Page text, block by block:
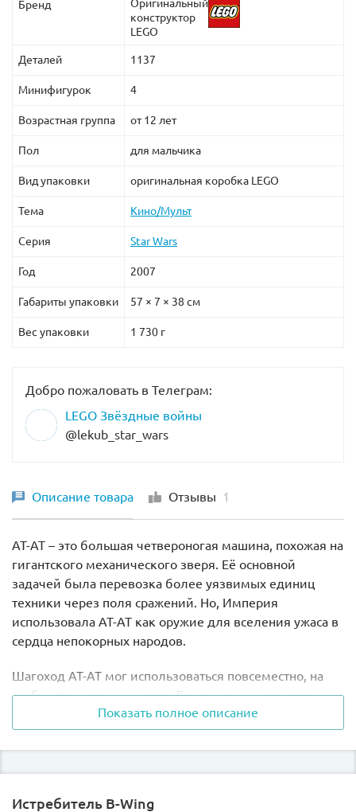
Бренд
Оригинальный
конструктор
LEGO
Деталей 1137
Минифигурок 4
Возрастная группа от 12 лет
Пол для мальчика
Вид упаковки оригинальная коробка LEGO
Тема Кино/Мульт
Серия Star Wars
Год 2007
Габариты упаковки 57 × 7 × 38 см
Вес упаковки 1 730 г
Добро пожаловать в Телеграм:
LEGO Звёздные войны
@lekub_star_wars
Описание товара Отзывы 1
AT-AT – это большая четвероногая машина, похожая на
гигантского механического зверя. Её основной
задачей была перевозка более уязвимых единиц
техники через поля сражений. Но, Империя
использовала AT-AT как оружие для вселения ужаса в
сердца непокорных народов.
Шагоход AT-AT мог использоваться повсеместно, на
любых планетах и землях. Его мощные ноги-опоры
обеспечивали прекрасное сцепление с поверхностью
и позволяли машине свободно маневрировать на
поле сражения. Броня, покрывающая корпус была
одной из самых тяжёлых и могла выдержать
Показать полное описание
Истребитель B-Wing